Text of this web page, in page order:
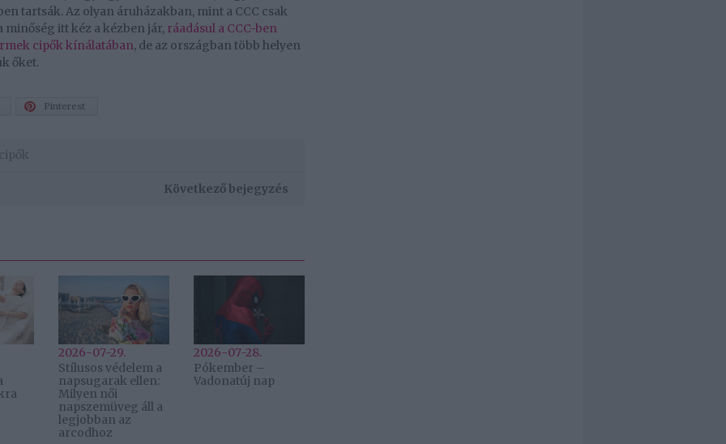
tartsák. Az olyan áruházakban, mint a CCC csak
minőség itt kéz a kézben jár, ráadásul a CCC-ben
cipők kínálatában, de az országban több helyen
őket.
Pinterest
Következő bejegyzés
2026-07-29.
Stílusos védelem a
napsugarak ellen:
Milyen női
napszemüveg áll a
legjobban az
arcodhoz
2026-07-28.
Pókember –
Vadonatúj nap